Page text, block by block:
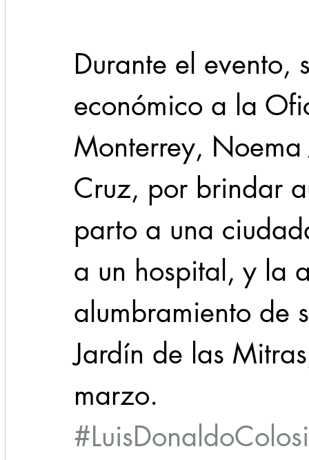
Durante el evento,
económico a la
Monterrey,
Cruz, por brindar
parto a una
a un hospital, y la
alumbramiento de
Jardín de las
marzo.